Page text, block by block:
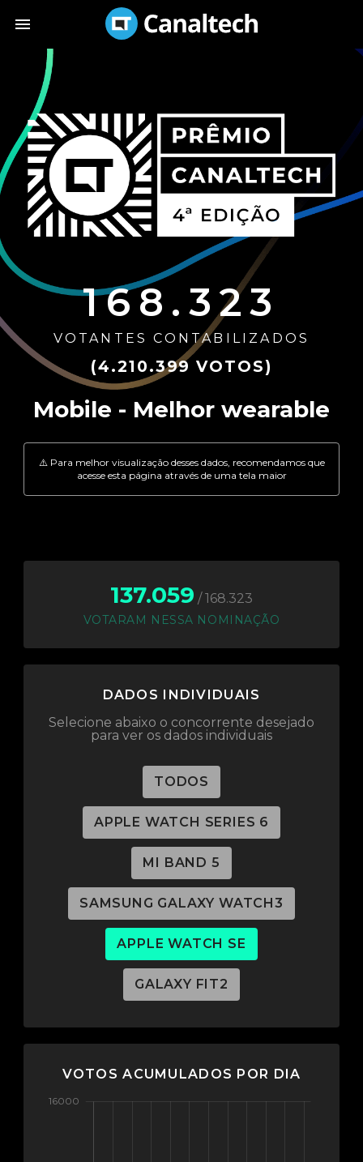
168.323
VOTANTES CONTABILIZADOS
(4.210.399 VOTOS)
137.059 / 168.323
VOTARAM NESSA NOMINAÇÃO
DADOS INDIVIDUAIS
Selecione abaixo o concorrente desejado
para ver os dados individuais
TODOS
APPLE WATCH SERIES 6
MI BAND 5
SAMSUNG GALAXY WATCH3
APPLE WATCH SE
GALAXY FIT2
VOTOS ACUMULADOS POR DIA